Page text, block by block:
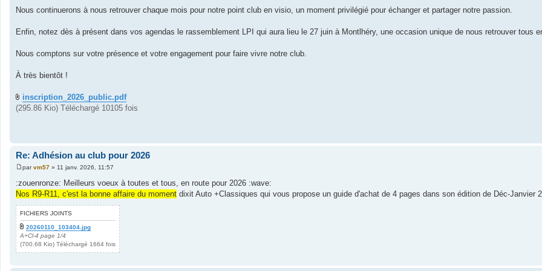
Nous continuerons à nous retrouver chaque mois pour notre point club en visio, un moment privilégié pour échanger et partager notre passion.
Enfin, notez dès à présent dans vos agendas le rassemblement LPI qui aura lieu le 27 juin à Montlhéry, une occasion unique de nous retrouver tous
Nous comptons sur votre présence et votre engagement pour faire vivre notre club.
À très bientôt !
inscription_2026_public.pdf
(295.86 Kio) Téléchargé 10105 fois
Re: Adhésion au club pour 2026
M
s
s
e
parvm57 » 11 janv. 2026, 11:57
:zouenronze: Meilleurs voeux à toutes et tous, en route pour 2026 :wave:
Nos R9-R11, c'est la bonne affaire du moment dixit Auto +Classiques qui vous propose un guide d'achat de 4 pages dans son édition de Déc-Janvier
FICHIERS JOINTS
20260110_103404.jpg
A+Cl-4 page 1/4
(700.68 Kio) Téléchargé 1664 fois